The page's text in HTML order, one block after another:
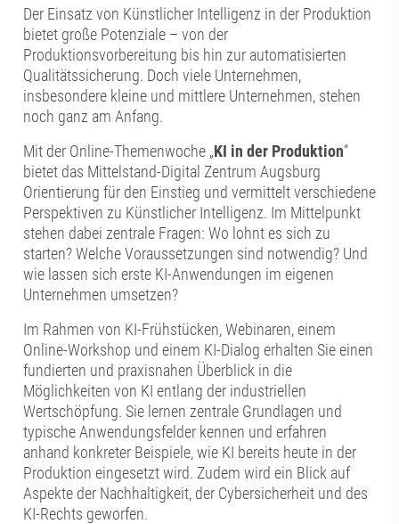
Der Einsatz von Künstlicher Intelligenz in der Produktion
bietet große Potenziale – von der
Produktionsvorbereitung bis hin zur automatisierten
Qualitätssicherung. Doch viele Unternehmen,
insbesondere kleine und mittlere Unternehmen, stehen
noch ganz am Anfang.
Mit der Online-Themenwoche „KI in der Produktion“
bietet das Mittelstand-Digital Zentrum Augsburg
Orientierung für den Einstieg und vermittelt verschiedene
Perspektiven zu Künstlicher Intelligenz. Im Mittelpunkt
stehen dabei zentrale Fragen: Wo lohnt es sich zu
starten? Welche Voraussetzungen sind notwendig? Und
wie lassen sich erste KI-Anwendungen im eigenen
Unternehmen umsetzen?
Im Rahmen von KI-Frühstücken, Webinaren, einem
Online-Workshop und einem KI-Dialog erhalten Sie einen
fundierten und praxisnahen Überblick in die
Möglichkeiten von KI entlang der industriellen
Wertschöpfung. Sie lernen zentrale Grundlagen und
typische Anwendungsfelder kennen und erfahren
anhand konkreter Beispiele, wie KI bereits heute in der
Produktion eingesetzt wird. Zudem wird ein Blick auf
Aspekte der Nachhaltigkeit, der Cybersicherheit und des
KI-Rechts geworfen.